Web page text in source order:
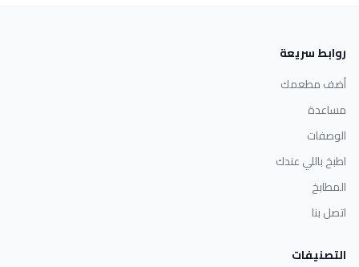
روابط سريعة
أضف مطعمك
مساعدة
الوصفات
اطبخ باللي عندك
المطابخ
اتصل بنا
التصنيفات